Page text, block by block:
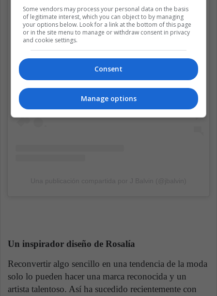
View this post on Instagram
Un inspirador diseño de Rosalía
Reconvertir algo sencillo en una tendencia de la moda
solo lo pueden hacer una marca reconocida y un
artista talentoso. Así ha sucedido recientemente con
Some vendors may process your personal data on the basis
of legitimate interest, which you can object to by managing
your options below. Look for a link at the bottom of this page
or in the site menu to manage or withdraw consent in privacy
and cookie settings.
Consent
Manage options